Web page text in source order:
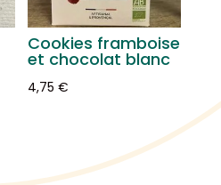
Cookies framboise
et chocolat blanc
4,75€